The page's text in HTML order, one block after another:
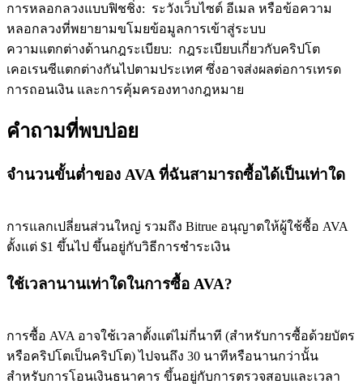
การหลอกลวงแบบฟิชชิ่ง: ระวังเว็บไซต์ อีเมล หรือข้อความ
หลอกลวงที่พยายามขโมยข้อมูลการเข้าสู่ระบบ
ความแตกต่างด้านกฎระเบียบ: กฎระเบียบเกี่ยวกับคริปโต
เคอเรนซีแตกต่างกันไปตามประเทศ ซึ่งอาจส่งผลต่อการเทรด
การถอนเงิน และการคุ้มครองทางกฎหมาย
คำถามที่พบบ่อย
จำนวนขั้นต่ำของ AVA ที่ฉันสามารถซื้อได้เป็นเท่าใด
การแลกเปลี่ยนส่วนใหญ่ รวมถึง Bitrue อนุญาตให้ผู้ใช้ซื้อ AVA
ตั้งแต่ $1 ขึ้นไป ขึ้นอยู่กับวิธีการชำระเงิน
ใช้เวลานานเท่าใดในการซื้อ AVA?
การซื้อ AVA อาจใช้เวลาตั้งแต่ไม่กี่นาที (สำหรับการซื้อด้วยบัตร
หรือคริปโตเป็นคริปโต) ไปจนถึง 30 นาทีหรือนานกว่านั้น
สำหรับการโอนเงินธนาคาร ขึ้นอยู่กับการตรวจสอบและเวลา